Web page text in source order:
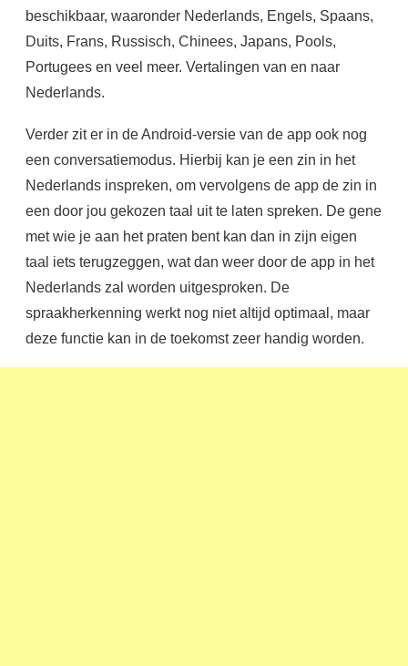
beschikbaar, waaronder Nederlands, Engels, Spaans,
Duits, Frans, Russisch, Chinees, Japans, Pools,
Portugees en veel meer. Vertalingen van en naar
Nederlands.
Verder zit er in de Android-versie van de app ook nog
een conversatiemodus. Hierbij kan je een zin in het
Nederlands inspreken, om vervolgens de app de zin in
een door jou gekozen taal uit te laten spreken. De gene
met wie je aan het praten bent kan dan in zijn eigen
taal iets terugzeggen, wat dan weer door de app in het
Nederlands zal worden uitgesproken. De
spraakherkenning werkt nog niet altijd optimaal, maar
deze functie kan in de toekomst zeer handig worden.